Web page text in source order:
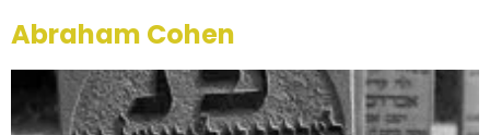
Abraham Cohen